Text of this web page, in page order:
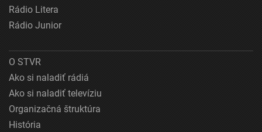
Rádio Litera
Rádio Junior
O STVR
Ako si naladiť rádiá
Ako si naladiť televíziu
Organizačná štruktúra
História